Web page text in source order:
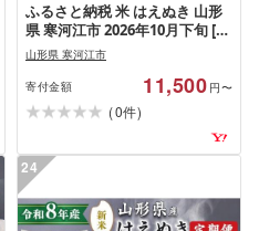
ふるさと納税 米 はえぬき 山形
県 寒河江市 2026年10月下旬 [先
行予約]新米 令和8年産 はえぬき
5kg(5kg×1袋) 清流寒河江川育
ち 山形産はえぬき 山形県…
山形県 寒河江市
寄付金額 11,500 円〜
(0件)
24